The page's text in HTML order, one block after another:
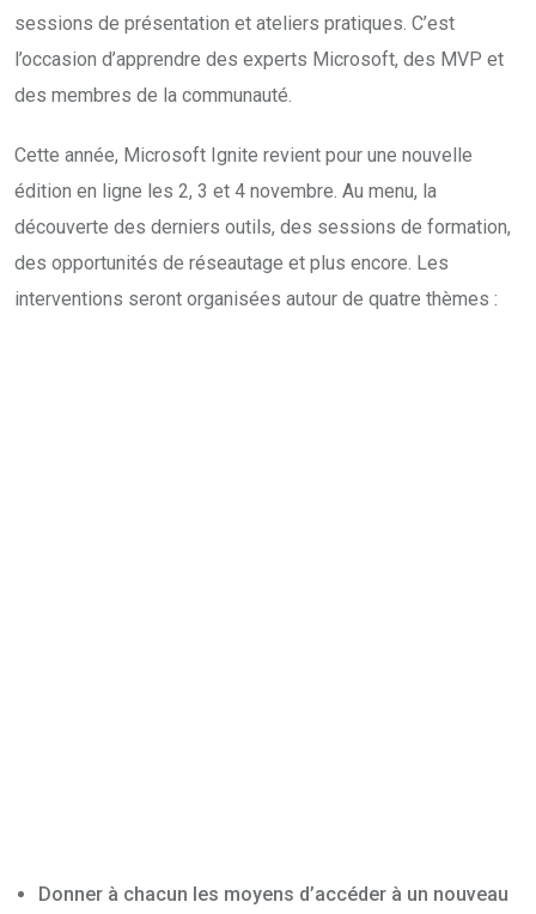
sessions de présentation et ateliers pratiques. C’est
l’occasion d’apprendre des experts Microsoft, des MVP et
des membres de la communauté.
Cette année, Microsoft Ignite revient pour une nouvelle
édition en ligne les 2, 3 et 4 novembre. Au menu, la
découverte des derniers outils, des sessions de formation,
des opportunités de réseautage et plus encore. Les
interventions seront organisées autour de quatre thèmes :
Donner à chacun les moyens d’accéder à un nouveau